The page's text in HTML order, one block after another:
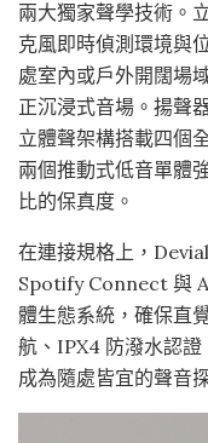
兩大獨家聲學技術。
克風即時偵測環境與
處室內或戶外開闊場
正沉浸式音場。揚聲
立體聲架構搭載四個
兩個推動式低音單體
比的保真度。
在連接規格上，
Spotify Connect 與
體生態系統，確保直
航、IPX4 防潑水認
成為隨處皆宜的聲音